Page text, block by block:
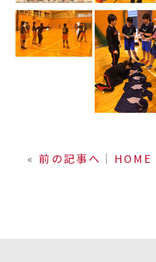
« 前の記事へ │ HOME